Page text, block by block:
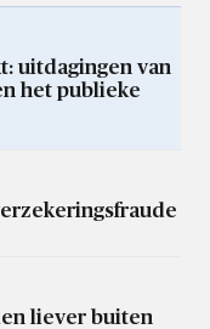
uitdagingen van
het publieke
liever buiten